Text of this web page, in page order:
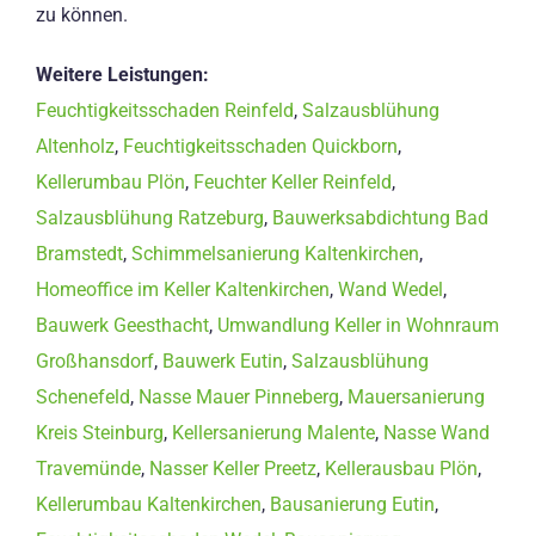
zu können.
Weitere Leistungen:
Feuchtigkeitsschaden Reinfeld, Salzausblühung
Altenholz, Feuchtigkeitsschaden Quickborn,
Kellerumbau Plön, Feuchter Keller Reinfeld,
Salzausblühung Ratzeburg, Bauwerksabdichtung Bad
Bramstedt, Schimmelsanierung Kaltenkirchen,
Homeoffice im Keller Kaltenkirchen, Wand Wedel,
Bauwerk Geesthacht, Umwandlung Keller in Wohnraum
Großhansdorf, Bauwerk Eutin, Salzausblühung
Schenefeld, Nasse Mauer Pinneberg, Mauersanierung
Kreis Steinburg, Kellersanierung Malente, Nasse Wand
Travemünde, Nasser Keller Preetz, Kellerausbau Plön,
Kellerumbau Kaltenkirchen, Bausanierung Eutin,